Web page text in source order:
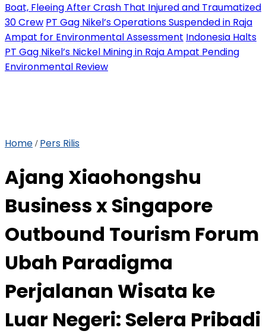
Boat, Fleeing After Crash That Injured and Traumatized
30 Crew PT Gag Nikel’s Operations Suspended in Raja
Ampat for Environmental Assessment Indonesia Halts
PT Gag Nikel’s Nickel Mining in Raja Ampat Pending
Environmental Review
Home / Pers Rilis
Ajang Xiaohongshu
Business x Singapore
Outbound Tourism Forum
Ubah Paradigma
Perjalanan Wisata ke
Luar Negeri: Selera Pribadi